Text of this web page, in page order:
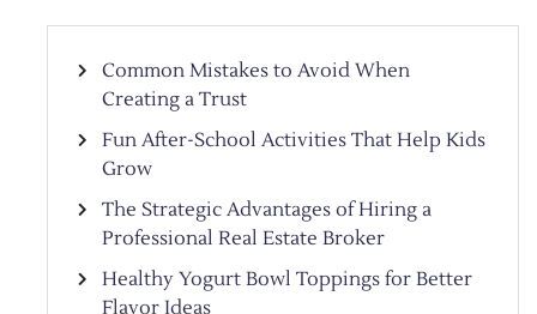
Common Mistakes to Avoid When
Creating a Trust
Fun After-School Activities That Help Kids
Grow
The Strategic Advantages of Hiring a
Professional Real Estate Broker
Healthy Yogurt Bowl Toppings for Better
Flavor Ideas